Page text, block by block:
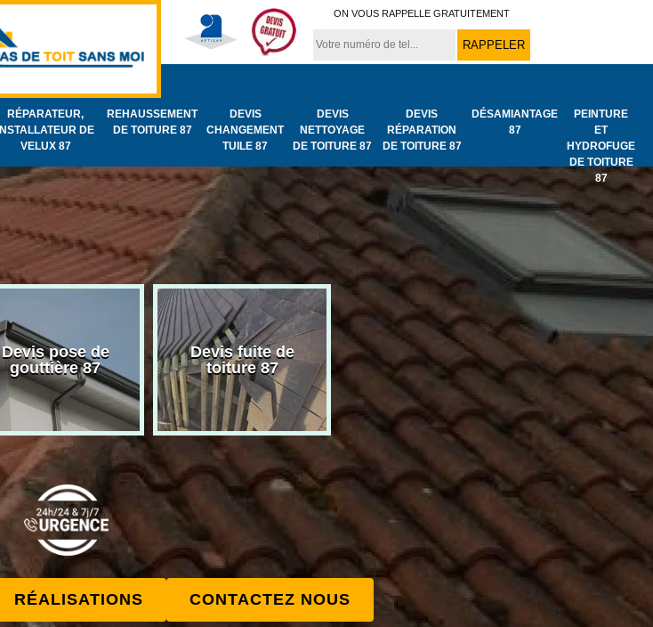
ON VOUS RAPPELLE GRATUITEMENT
RÉPARATEUR,
INSTALLATEUR DE
VELUX 87
REHAUSSEMENT
DE TOITURE 87
DEVIS
CHANGEMENT
TUILE 87
DEVIS
NETTOYAGE
DE TOITURE 87
DEVIS
RÉPARATION
DE TOITURE 87
DÉSAMIANTAGE
87
PEINTURE
ET
HYDROFUGE
DE TOITURE
87
Devis pose de
gouttière 87
Devis fuite de
toiture 87
Bâchage de toiture
87
Urgence
toiture 87
RÉALISATIONS CONTACTEZ NOUS